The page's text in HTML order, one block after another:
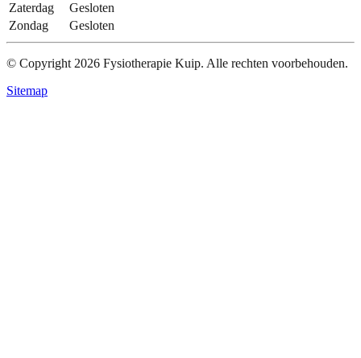
Zaterdag
Gesloten
Zondag
Gesloten
© Copyright 2026 Fysiotherapie Kuip. Alle rechten voorbehouden.
Sitemap